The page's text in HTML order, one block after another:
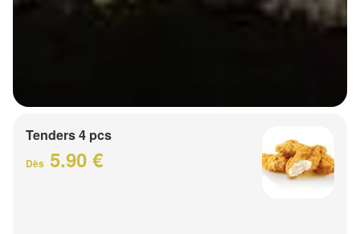
Tenders 4 pcs
Dès 5.90 €